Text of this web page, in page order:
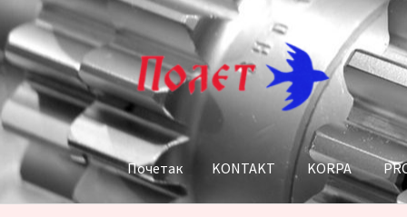
Прескочи
на
навигацију
Скочи
на
садржај
Почетак KONTAKT KORPA